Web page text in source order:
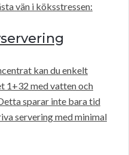
vän i köksstressen:
kan du enkelt
1+32 med vatten och
sparar inte bara tid
servering med minimal